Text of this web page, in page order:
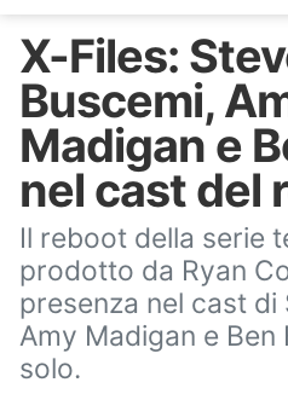
X-Files:
Buscemi,
Madigan e
nel cast del
Il reboot della serie
prodotto da Ryan
presenza nel cast di
Amy Madigan e Ben
solo.